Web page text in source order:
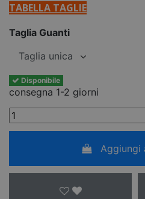
TABELLA TAGLIE
Taglia Guanti
Disponibile
consegna 1-2 giorni
Aggiungi